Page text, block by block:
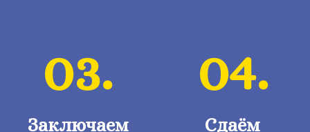
03.
Заключаем
04.
Сдаём